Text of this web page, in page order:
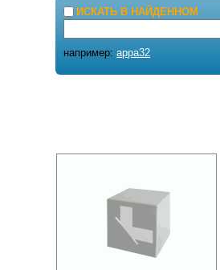
ИСКАТЬ В НАЙДЕННОМ
например:appa32